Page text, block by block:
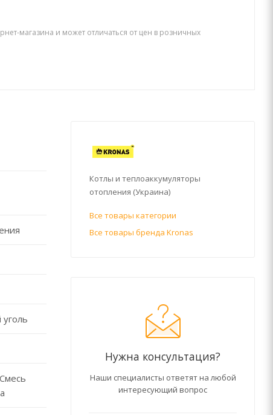
магазина и может отличаться от цен в розничных
Котлы и теплоаккумуляторы
отопления (Украина)
Все товары категории
Все товары бренда Kronas
Нужна консультация?
Наши специалисты ответят на любой
интересующий вопрос